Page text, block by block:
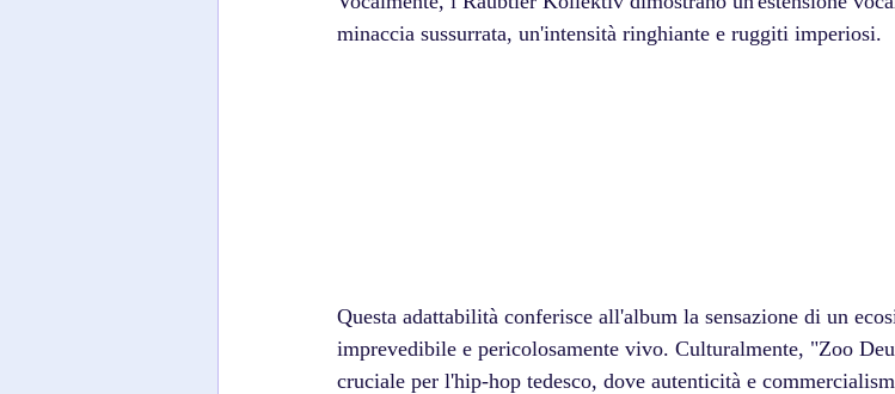
minaccia sussurrata, un'intensità ringhiante e ruggiti imperiosi.
Questa adattabilità conferisce all'album la sensazione di un
imprevedibile e pericolosamente vivo. Culturalmente, "Zoo
cruciale per l'hip-hop tedesco, dove autenticità e